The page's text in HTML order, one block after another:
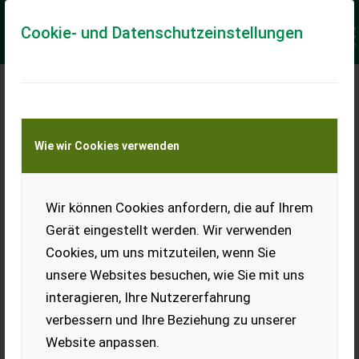
Cookie- und Datenschutzeinstellungen
Wie wir Cookies verwenden
Wir können Cookies anfordern, die auf Ihrem
Gerät eingestellt werden. Wir verwenden
Cookies, um uns mitzuteilen, wenn Sie
unsere Websites besuchen, wie Sie mit uns
interagieren, Ihre Nutzererfahrung
verbessern und Ihre Beziehung zu unserer
Website anpassen.
Meine Transportkostenanfrage
Transport von Land- und Baumaschinen –
KEINE Tiertransporte
Ladeort
Ort